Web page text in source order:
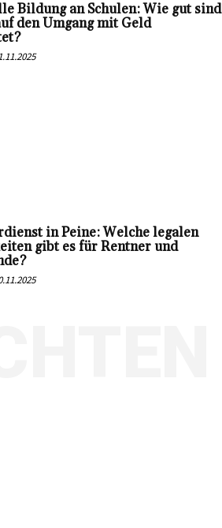
Bildung an Schulen: Wie gut sind
den Umgang mit Geld
in Peine: Welche legalen
gibt es für Rentner und